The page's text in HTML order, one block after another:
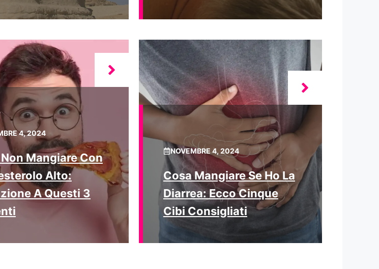
4, 2024
Mangiare Con
Alto:
A Questi 3
NOVEMBRE 4, 2024
Cosa Mangiare Se Ho La
Diarrea: Ecco Cinque
Cibi Consigliati